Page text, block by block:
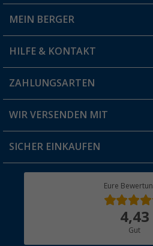
Filiale finden
MEIN BERGER
Vorteilskarte
Blog
Jobs & Karriere
HILFE & KONTAKT
FAQ & Kontakt
Versandinformationen
Rücksendung
ZAHLUNGSARTEN
WIR VERSENDEN MIT
SICHER EINKAUFEN
Eure
4,43
Gut